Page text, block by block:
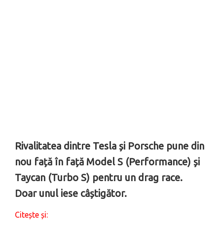
Rivalitatea dintre Tesla și Porsche pune din
nou față în față Model S (Performance) și
Taycan (Turbo S) pentru un drag race.
Doar unul iese câștigător.
Citește și: